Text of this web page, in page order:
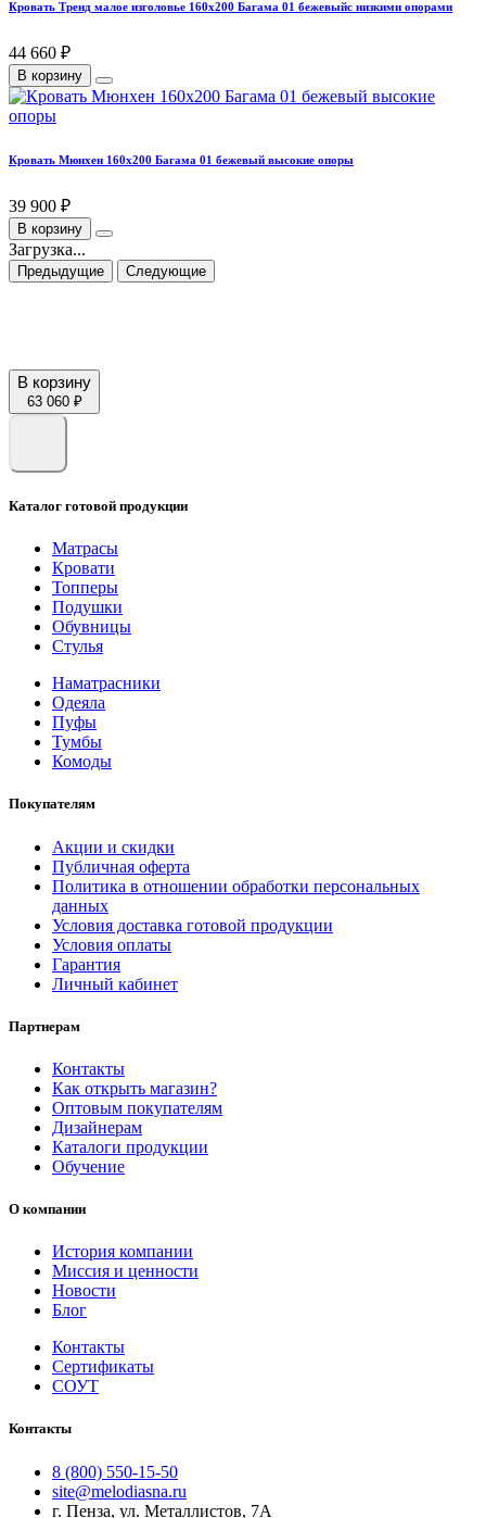
Кровать Тренд малое изголовье 160х200 Багама 01 бежевыйс низкими опорами
44 660 ₽
В корзину
Кровать Мюнхен 160х200 Багама 01 бежевый высокие опоры
39 900 ₽
В корзину
Загрузка...
Предыдущие Следующие
В корзину
63 060 ₽
Каталог готовой продукции
Матрасы
Кровати
Топперы
Подушки
Обувницы
Стулья
Наматрасники
Одеяла
Пуфы
Тумбы
Комоды
Покупателям
Акции и скидки
Публичная оферта
Политика в отношении обработки персональных
данных
Условия доставка готовой продукции
Условия оплаты
Гарантия
Личный кабинет
Партнерам
Контакты
Как открыть магазин?
Оптовым покупателям
Дизайнерам
Каталоги продукции
Обучение
О компании
История компании
Миссия и ценности
Новости
Блог
Контакты
Сертификаты
СОУТ
Контакты
8 (800) 550-15-50
site@melodiasna.ru
г. Пенза, ул. Металлистов, 7А